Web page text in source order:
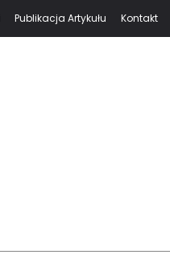
Publikacja Artykułu Kontakt